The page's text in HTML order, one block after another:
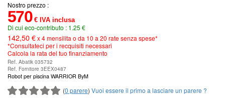
Nostro prezzo :
570€ IVA inclusa
Di cui eco-contributo : 1.25 €
142,50 €x 4 mensilita o da 10 a 20 rate senza spese*
*Consultateci per i recquisiti necessari
Calcola la rata del tuo finanziamento
Ref. Abatik 035732
Ref. Fornitore 3EEX0487
Robot per piscina WARRIOR ByM
(0 parere) Vuoi essere il primo a lasciare un parere ?